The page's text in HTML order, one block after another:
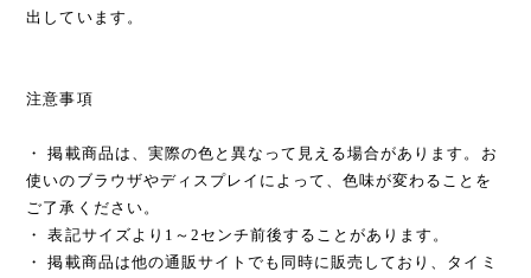
出しています。
注意事項
・ 掲載商品は、実際の色と異なって見える場合があります。お
使いのブラウザやディスプレイによって、色味が変わることを
ご了承ください。
・ 表記サイズより1～2センチ前後することがあります。
・ 掲載商品は他の通販サイトでも同時に販売しており、タイミ